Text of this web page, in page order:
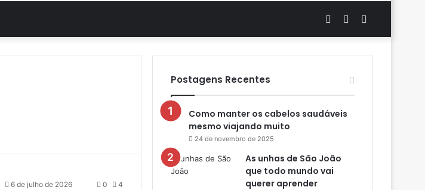
por
Switch
skin
Artigo
aleatório
6 de julho de 2026 0 4
Postagens Recentes
Como manter os cabelos saudáveis
mesmo viajando muito
24 de novembro de 2025
As unhas de São João
que todo mundo vai
querer aprender